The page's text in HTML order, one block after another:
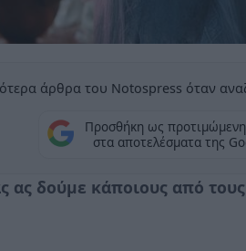
άρθρα του Notospress όταν
Προσθήκη ως
στα αποτελέσματα της
ας δούμε κάποιους από